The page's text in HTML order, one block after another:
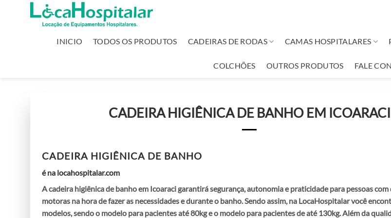
INICIO TODOS OS PRODUTOS CADEIRAS DE RODAS CAMAS HOSPITALARES
COLCHÕES OUTROS PRODUTOS FALE
CADEIRA HIGIÊNICA DE BANHO EM ICOARACI
CADEIRA HIGIÊNICA DE BANHO
é na locahospitalar.com
Acadeira higiênica de banho em Icoaraci garantirá segurança, autonomia e praticidade para pessoas
motoras na hora de fazer as necessidades e durante o banho. Sendo assim, na LocaHospitalar você
modelos, sendo o modelo para pacientes até 80kg e o modelo para pacientes de até 130kg. Além da